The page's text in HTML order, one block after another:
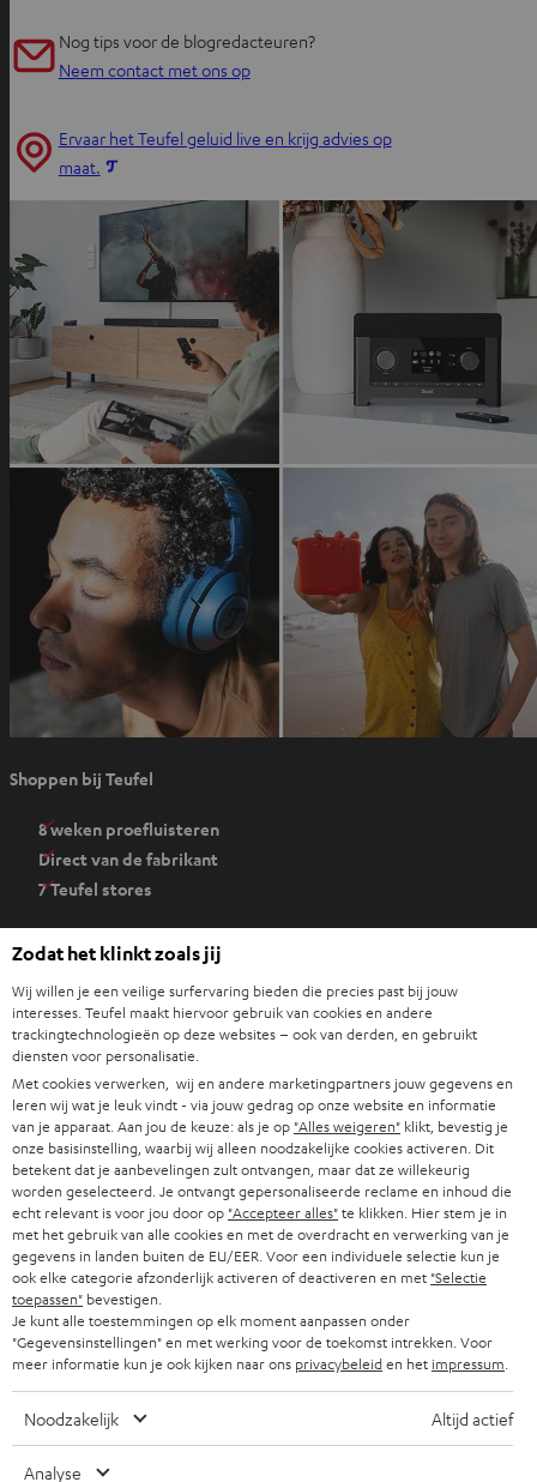
n
i
e
u
a
Nog tips voor de blogredacteuren?
Neem contact met ons op
Ervaar het Teufel geluid live en krijg advies op
maat.
n
i
i
e
u
w
e
a
b
p
n
n
e
u
w
e
t
a
b
Shoppen bij Teufel
8 weken proefluisteren
Direct van de fabrikant
7 Teufel stores
Advies
Weetjes
Entertainment
Shop NL
Shop BE
Contact
Newsletter
Netiquette
Instellingen privacybeleid
Privacybeleid
Disclaimer
Deutsch
English
Français
Nederlands
Español
Italiano
Zodat het klinkt zoals jij
Wij willen je een veilige surfervaring bieden die precies past bij jouw
interesses. Teufel maakt hiervoor gebruik van cookies en andere
trackingtechnologieën op deze websites – ook van derden, en gebruikt
diensten voor personalisatie.
Met cookies verwerken, wij en andere marketingpartners jouw gegevens en
leren wij wat je leuk vindt - via jouw gedrag op onze website en informatie
van je apparaat. Aan jou de keuze: als je op "Alles weigeren" klikt, bevestig je
onze basisinstelling, waarbij wij alleen noodzakelijke cookies activeren. Dit
betekent dat je aanbevelingen zult ontvangen, maar dat ze willekeurig
worden geselecteerd. Je ontvangt gepersonaliseerde reclame en inhoud die
echt relevant is voor jou door op "Accepteer alles"te klikken. Hier stem je in
met het gebruik van alle cookies en met de overdracht en verwerking van je
gegevens in landen buiten de EU/EER. Voor een individuele selectie kun je
ook elke categorie afzonderlijk activeren of deactiveren en met "Selectie
toepassen" bevestigen.
Je kunt alle toestemmingen op elk moment aanpassen onder
"Gegevensinstellingen" en met werking voor de toekomst intrekken. Voor
meer informatie kun je ook kijken naar ons privacybeleiden het impressum
Noodzakelijk Altijd actief
Analyse